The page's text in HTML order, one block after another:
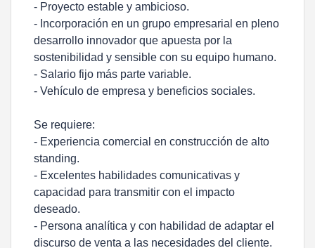
- Proyecto estable y ambicioso.
- Incorporación en un grupo empresarial en pleno
desarrollo innovador que apuesta por la
sostenibilidad y sensible con su equipo humano.
- Salario fijo más parte variable.
- Vehículo de empresa y beneficios sociales.
Se requiere:
- Experiencia comercial en construcción de alto
standing.
- Excelentes habilidades comunicativas y
capacidad para transmitir con el impacto
deseado.
- Persona analítica y con habilidad de adaptar el
discurso de venta a las necesidades del cliente.